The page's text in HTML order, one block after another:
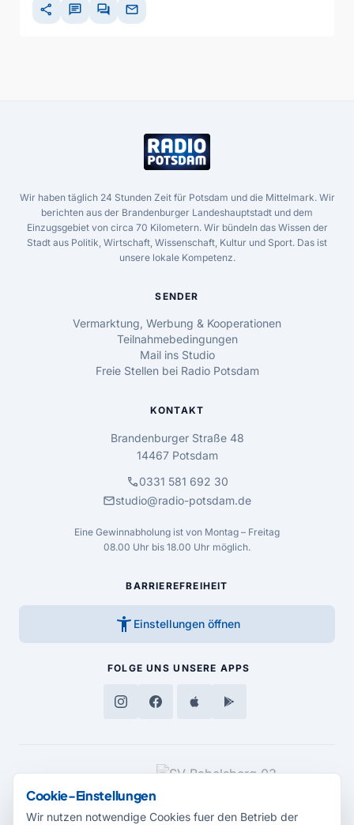
share chat forum mail
Wir haben täglich 24 Stunden Zeit für Potsdam und die Mittelmark. Wir
berichten aus der Brandenburger Landeshauptstadt und dem
Einzugsgebiet von circa 70 Kilometern. Wir bündeln das Wissen der
Stadt aus Politik, Wirtschaft, Wissenschaft, Kultur und Sport. Das ist
unsere lokale Kompetenz.
SENDER
Vermarktung, Werbung & Kooperationen
Teilnahmebedingungen
Mail ins Studio
Freie Stellen bei Radio Potsdam
KONTAKT
Brandenburger Straße 48
14467 Potsdam
call0331 581 692 30
mailstudio@radio-potsdam.de
Eine Gewinnabholung ist von Montag – Freitag
08.00 Uhr bis 18.00 Uhr möglich.
BARRIEREFREIHEIT
accessibility_new Einstellungen öffnen
FOLGE UNS UNSERE APPS
MEDIENPARTNER
Cookie-Einstellungen
Wir nutzen notwendige Cookies fuer den Betrieb der